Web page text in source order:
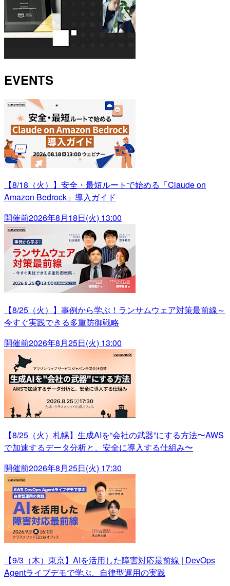
EVENTS
【8/18（火）】安全・最短ルートで始める「Claude on
Amazon Bedrock」導入ガイド
開催前2026年8月18日(火) 13:00
【8/25（火）】事例から学ぶ！ランサムウェア対策最前線～
今すぐ実践できる多重防御戦略
開催前2026年8月25日(火) 13:00
【8/25（火）札幌】生成AIを“会社の武器”にする方法〜AWS
で加速するデータ分析と、安全に導入する仕組み〜
開催前2026年8月25日(火) 17:30
【9/3（木）東京】AIを活用した障害対応最前線 | DevOps
Agentライブデモで学ぶ、自律型運用の実践